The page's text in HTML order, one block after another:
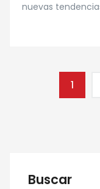
nuevas
1
Buscar